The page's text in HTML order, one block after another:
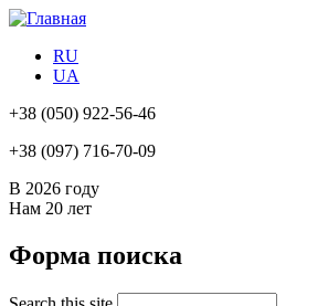
RU
UA
+38 (050) 922-56-46
+38 (097) 716-70-09
В 2026 году
Нам 20 лет
Форма поиска